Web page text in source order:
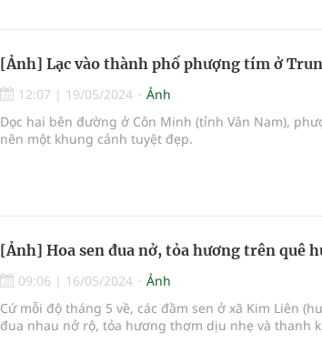
[Ảnh] Lạc vào thành phố phượng tím ở
12:07 | 19/05/2024
Ảnh
Dọc hai bên đường ở Côn Minh (tỉnh Vân Nam),
nên một khung cảnh tuyệt đẹp.
[Ảnh] Hoa sen đua nở, tỏa hương trên quê
09:06 | 16/05/2024
Ảnh
Cứ mỗi độ tháng 5 về, các đầm sen ở xã Kim Liên
đua nhau nở rộ, tỏa hương thơm dịu nhẹ và thanh